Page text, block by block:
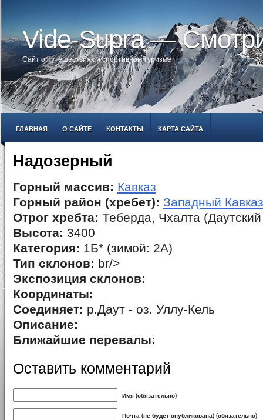
Vide-Supra —
Сайт о путешествиях и спортивном туризме
ГЛАВНАЯ О САЙТЕ КОНТАКТЫ КАРТА САЙТА
Надозерный
Горный массив: Кавказ
Горный район (хребет): Западный Кавказ
Отрог хребта: Теберда, Чхалта
Высота: 3400
Категория: 1Б* (зимой: 2А)
Тип склонов: br/>
Экспозиция склонов:
Координаты:
Соединяет: р.Даут - оз. Уллу-Кель
Описание:
Ближайшие перевалы:
Оставить комментарий
Имя (обязательно)
Почта (не будет опубликована) (обязательно)